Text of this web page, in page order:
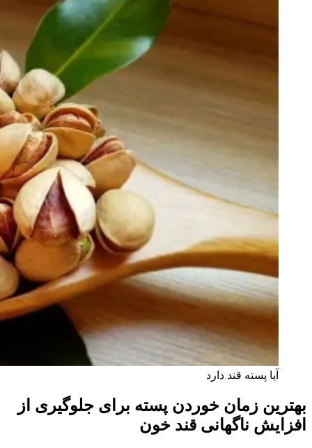
آیا پسته قند دارد
بهترین زمان خوردن پسته برای جلوگیری از
افزایش ناگهانی قند خون